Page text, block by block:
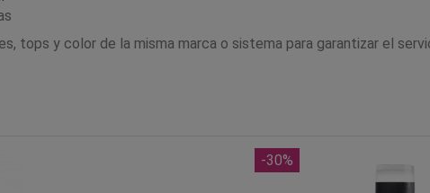
tops y color de la misma marca o sistema para garantizar el